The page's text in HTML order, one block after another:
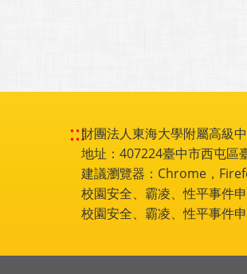
:::財團法人東海大學附屬高級
地址：407224臺中市西屯區
建議瀏覽器：Chrome，
校園安全、霸凌、性平事件
校園安全、霸凌、性平事件